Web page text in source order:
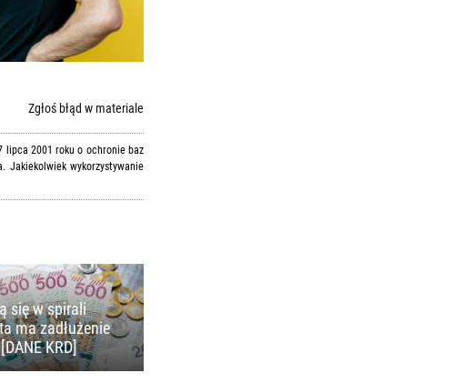
Zgłoś błąd w materiale
lipca 2001 roku o ochronie baz
Jakiekolwiek wykorzystywanie
się w spirali
ma zadłużenie
KRD]